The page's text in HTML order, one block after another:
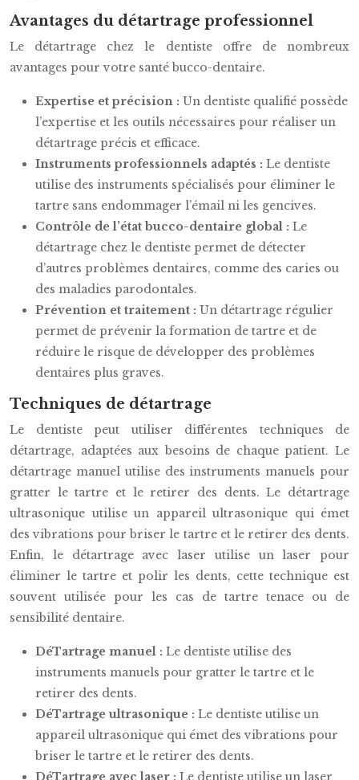
Avantages du détartrage professionnel
Le détartrage chez le dentiste offre de nombreux
avantages pour votre santé bucco-dentaire.
Expertise et précision : Un dentiste qualifié possède
l’expertise et les outils nécessaires pour réaliser un
détartrage précis et efficace.
Instruments professionnels adaptés : Le dentiste
utilise des instruments spécialisés pour éliminer le
tartre sans endommager l’émail ni les gencives.
Contrôle de l’état bucco-dentaire global : Le
détartrage chez le dentiste permet de détecter
d’autres problèmes dentaires, comme des caries ou
des maladies parodontales.
Prévention et traitement : Un détartrage régulier
permet de prévenir la formation de tartre et de
réduire le risque de développer des problèmes
dentaires plus graves.
Techniques de détartrage
Le dentiste peut utiliser différentes techniques de
détartrage, adaptées aux besoins de chaque patient. Le
détartrage manuel utilise des instruments manuels pour
gratter le tartre et le retirer des dents. Le détartrage
ultrasonique utilise un appareil ultrasonique qui émet
des vibrations pour briser le tartre et le retirer des dents.
Enfin, le détartrage avec laser utilise un laser pour
éliminer le tartre et polir les dents, cette technique est
souvent utilisée pour les cas de tartre tenace ou de
sensibilité dentaire.
DéTartrage manuel : Le dentiste utilise des
instruments manuels pour gratter le tartre et le
retirer des dents.
DéTartrage ultrasonique : Le dentiste utilise un
appareil ultrasonique qui émet des vibrations pour
briser le tartre et le retirer des dents.
DéTartrage avec laser : Le dentiste utilise un laser